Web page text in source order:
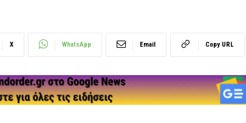
X WhatsApp Email Copy URL